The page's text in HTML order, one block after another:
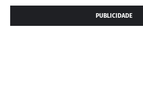
PUBLICIDADE